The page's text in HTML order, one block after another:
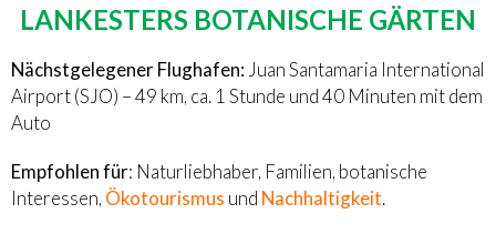
LANKESTERS BOTANISCHE GÄRTEN
Nächstgelegener Flughafen: Juan Santamaria International
Airport (SJO) – 49 km, ca. 1 Stunde und 40 Minuten mit dem
Auto
Empfohlen für: Naturliebhaber, Familien, botanische
Interessen, Ökotourismus und Nachhaltigkeit.